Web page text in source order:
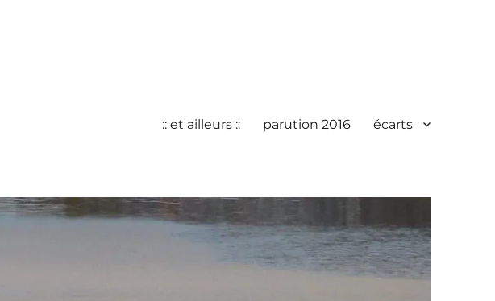
:: et ailleurs :: parution 2016 écarts